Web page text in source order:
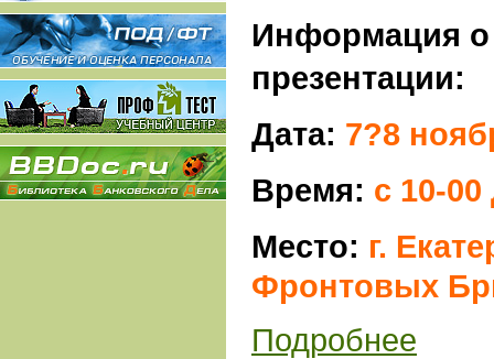
Информация о
презентации:
Дата: 7?8
Время: с 10-
Место: г.
Фронтовых
Подробнее